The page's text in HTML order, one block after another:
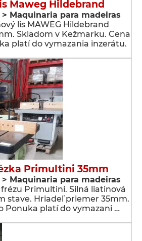
Maweg Hildebrand
Maquinaria para madeiras
lis MAWEG Hildebrand
Skladom v Kežmarku. Cena
platí do vymazania inzerátu.
Primultini 35mm
Maquinaria para madeiras
Primultini. Silná liatinová
stave. Hriadeľ priemer 35mm.
Ponuka platí do vymazani …